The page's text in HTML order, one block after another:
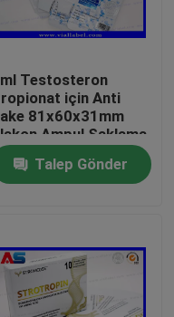
Testosteron
için Anti
81x60x31mm
Ampul Saklama
Talep Gönder